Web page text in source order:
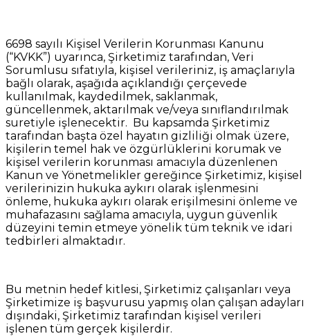
6698 sayılı Kişisel Verilerin Korunması Kanunu
(“KVKK”) uyarınca, Şirketimiz tarafından, Veri
Sorumlusu sıfatıyla, kişisel verileriniz, iş amaçlarıyla
bağlı olarak, aşağıda açıklandığı çerçevede
kullanılmak, kaydedilmek, saklanmak,
güncellenmek, aktarılmak ve/veya sınıflandırılmak
suretiyle işlenecektir. Bu kapsamda Şirketimiz
tarafından başta özel hayatın gizliliği olmak üzere,
kişilerin temel hak ve özgürlüklerini korumak ve
kişisel verilerin korunması amacıyla düzenlenen
Kanun ve Yönetmelikler gereğince Şirketimiz, kişisel
verilerinizin hukuka aykırı olarak işlenmesini
önleme, hukuka aykırı olarak erişilmesini önleme ve
muhafazasını sağlama amacıyla, uygun güvenlik
düzeyini temin etmeye yönelik tüm teknik ve idari
tedbirleri almaktadır.
Bu metnin hedef kitlesi, Şirketimiz çalışanları veya
Şirketimize iş başvurusu yapmış olan çalışan adayları
dışındaki, Şirketimiz tarafından kişisel verileri
işlenen tüm gerçek kişilerdir.